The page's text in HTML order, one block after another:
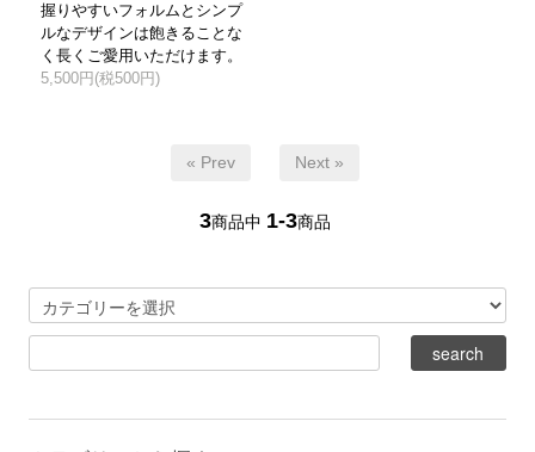
握りやすいフォルムとシンプ
ルなデザインは飽きることな
く長くご愛用いただけます。
5,500円(税500円)
« Prev Next »
3商品中 1-3商品